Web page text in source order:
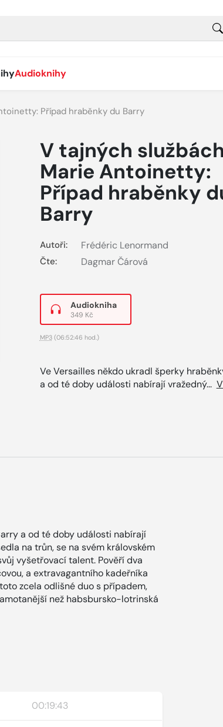
Audioknihy
Případ hraběnky du Barry
V tajných službách
Marie Antoinetty:
Případ hraběnky
Barry
Autoři: Frédéric Lenormand
Čte: Dagmar Čárová
Audiokniha
349 Kč
MP3(06:52:46 hod.)
Ve Versailles někdo ukradl šperky
a od té doby události nabírají vražedný...
a od té doby události nabírají
na trůn, se na svém královském
vyšetřovací talent. Pověří dva
a extravagantního kadeřníka
zcela odlišné duo s případem,
než habsbursko-lotrinská
00:19:43